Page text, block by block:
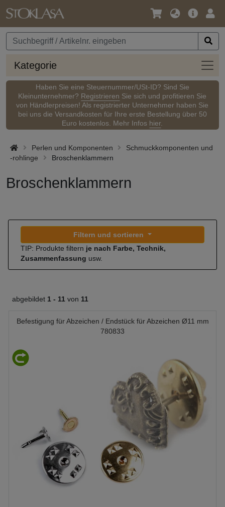
Sprache
Währung
Kategorie
Haben Sie eine Steuernummer/USt-ID? Sind Sie
Kleinunternehmer? Registrieren Sie sich und profitieren Sie
von Händlerpreisen! Als registrierter Unternehmer haben Sie
bei uns die Versandkosten für Ihre erste Bestellung über 50
Euro kostenlos. Mehr Infos hier.
Perlen und Komponenten
Schmuckkomponenten und
-rohlinge
Broschenklammern
Broschenklammern
Filtern und sortieren
TIP: Produkte filtern je nach Farbe, Technik,
Zusammenfassung usw.
abgebildet 1 - 11 von 11
Befestigung für Abzeichen / Endstück für Abzeichen Ø11 mm
780833